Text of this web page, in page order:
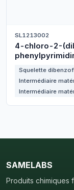
SL1213002
4-chloro-2-
Squelette
Intermédiaire
Intermédiaire
SAMELABS
Produits chimiques